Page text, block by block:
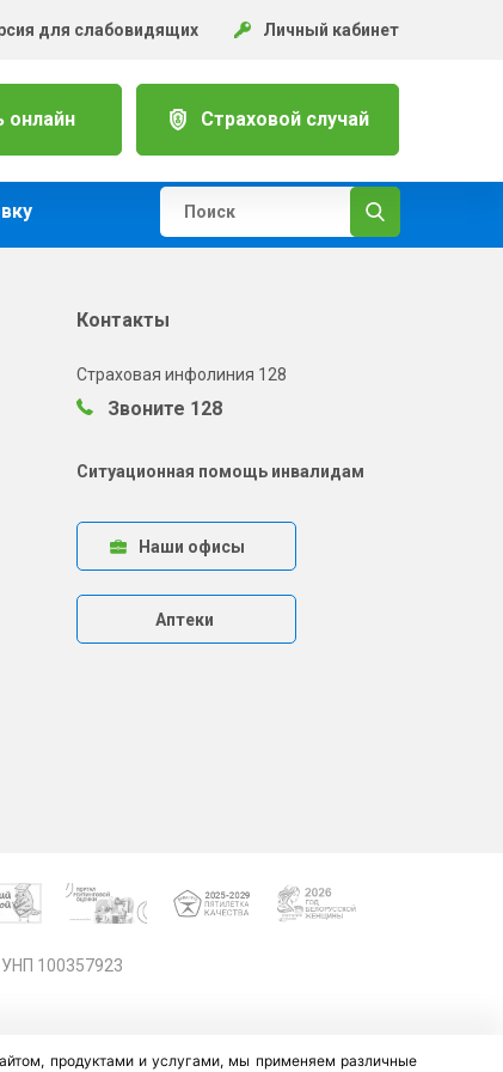
для слабовидящих Личный кабинет
онлайн Страховой случай
Контакты
Страховая инфолиния 128
Звоните 128
Ситуационная помощь инвалидам
Наши офисы
Аптеки
100357923
продуктами и услугами, мы применяем различные